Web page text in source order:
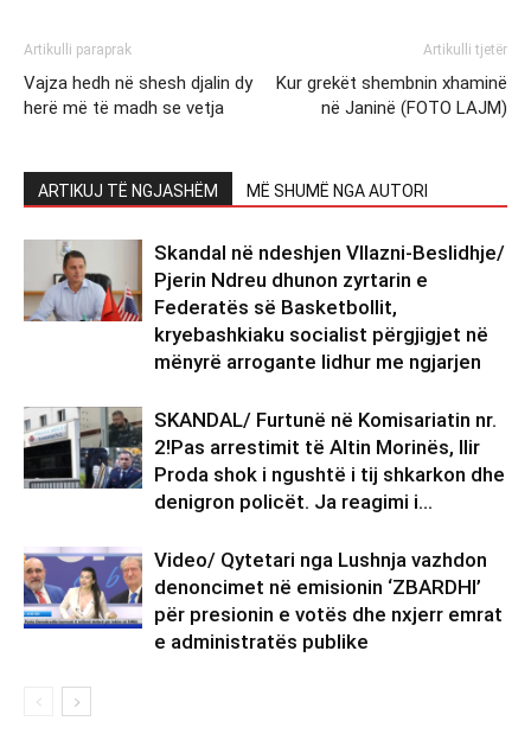
Artikulli paraprak
Vajza hedh në shesh djalin dy
herë më të madh se vetja
Artikulli tjetër
Kur grekët shembnin xhaminë
në Janinë (FOTO LAJM)
ARTIKUJ TË NGJASHËM MË SHUMË NGA AUTORI
Skandal në ndeshjen Vllazni-Beslidhje/
Pjerin Ndreu dhunon zyrtarin e
Federatës së Basketbollit,
kryebashkiaku socialist përgjigjet në
mënyrë arrogante lidhur me ngjarjen
SKANDAL/ Furtunë në Komisariatin nr.
2!Pas arrestimit të Altin Morinës, Ilir
Proda shok i ngushtë i tij shkarkon dhe
denigron policët. Ja reagimi i...
Video/ Qytetari nga Lushnja vazhdon
denoncimet në emisionin ‘ZBARDHI’
për presionin e votës dhe nxjerr emrat
e administratës publike